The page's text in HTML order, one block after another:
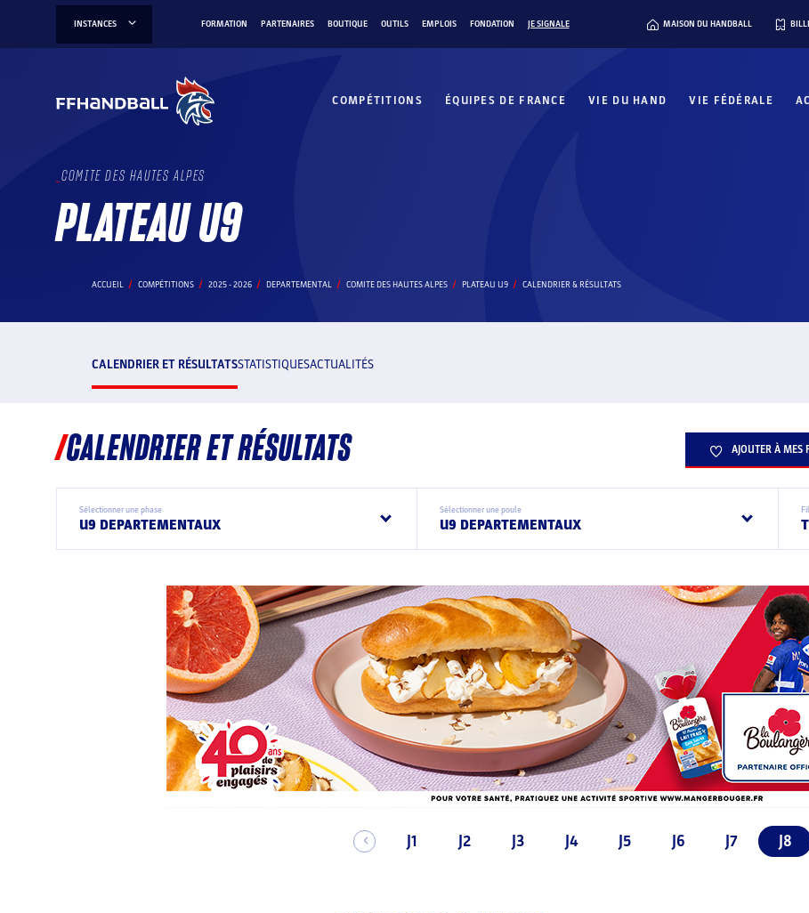
INSTANCES FORMATION PARTENAIRES BOUTIQUE OUTILS EMPLOIS FONDATION JE SIGNALE MAISON DU HANDBALL
COMPÉTITIONS ÉQUIPES DE FRANCE VIE DU HAND VIE FÉDÉRALE
COMITE DES HAUTES ALPES
PLATEAU U9
ACCUEIL COMPÉTITIONS 2025 - 2026 DEPARTEMENTAL COMITE DES HAUTES ALPES PLATEAU U9 CALENDRIER & RÉSULTATS
CALENDRIER ET RÉSULTATSSTATISTIQUESACTUALITÉS
CALENDRIER ET RÉSULTATS AJOUTER À MES
Sélectionner une phase
U9 DEPARTEMENTAUX
Sélectionner une poule
U9 DEPARTEMENTAUX
J1 J2 J3 J4 J5 J6 J7 J8